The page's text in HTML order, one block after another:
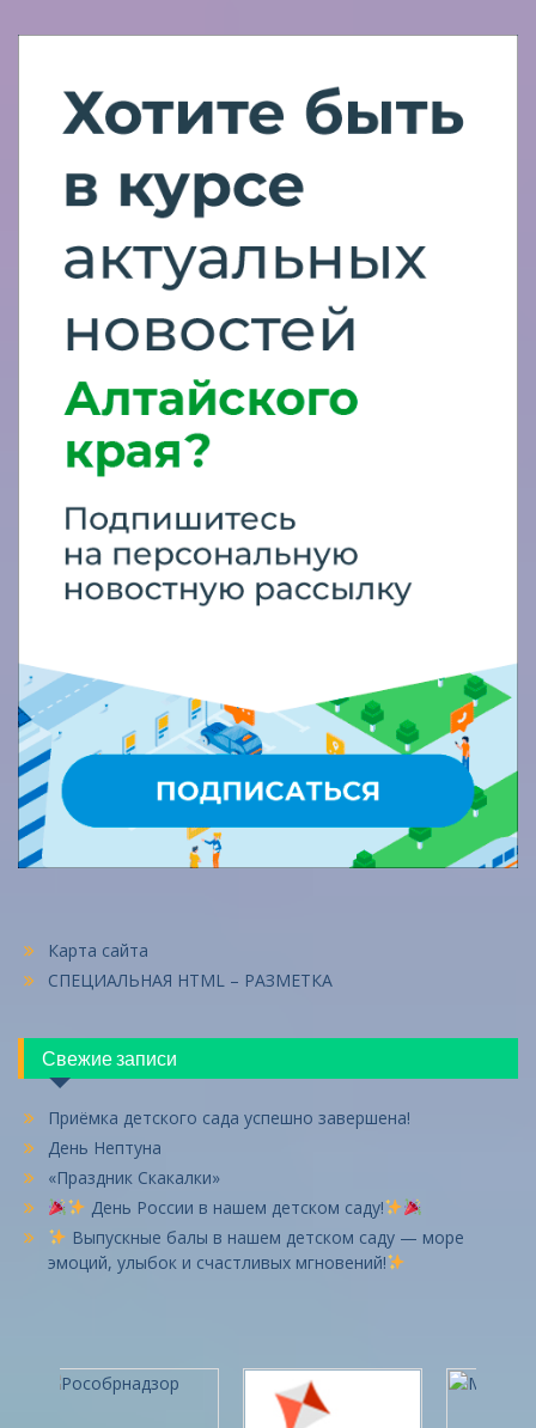
Карта сайта
СПЕЦИАЛЬНАЯ HTML – РАЗМЕТКА
Свежие записи
Приёмка детского сада успешно завершена!
День Нептуна
«Праздник Скакалки»
День России в нашем детском саду!
Выпускные балы в нашем детском саду — море
эмоций, улыбок и счастливых мгновений!